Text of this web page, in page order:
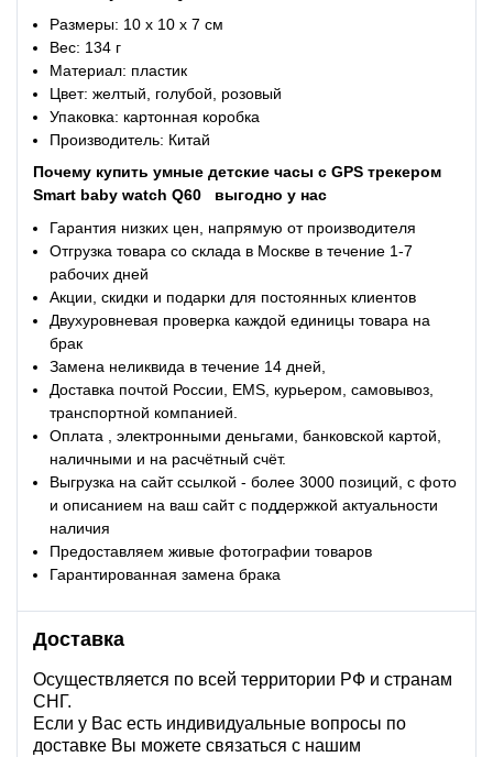
Размеры: 10 х 10 х 7 см
Вес: 134 г
Материал: пластик
Цвет: желтый, голубой, розовый
Упаковка: картонная коробка
Производитель: Китай
Почему купить умные детские часы с GPS трекером
Smart baby watch Q60
выгодно у нас
Гарантия низких цен, напрямую от производителя
Отгрузка товара со склада в Москве в течение 1-7
рабочих дней
Акции, скидки и подарки для постоянных клиентов
Двухуровневая проверка каждой единицы товара на
брак
Замена неликвида в течение 14 дней,
Доставка почтой России, EMS, курьером, самовывоз,
транспортной компанией.
Оплата , электронными деньгами, банковской картой,
наличными и на расчётный счёт.
Выгрузка на сайт ссылкой - более 3000 позиций, с фото
и описанием на ваш сайт с поддержкой актуальности
наличия
Предоставляем живые фотографии товаров
Гарантированная замена брака
Доставка
Осуществляется по всей территории РФ и странам
СНГ.
Если у Вас есть индивидуальные вопросы по
доставке Вы можете связаться с нашим